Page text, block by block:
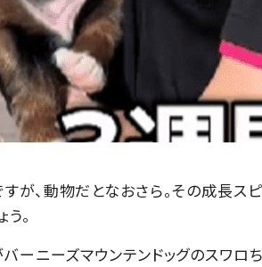
が、動物だとなおさら。その成長ス
。
ニーズマウンテンドッグのスワロ